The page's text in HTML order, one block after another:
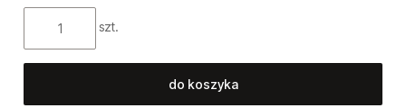
szt.
do koszyka